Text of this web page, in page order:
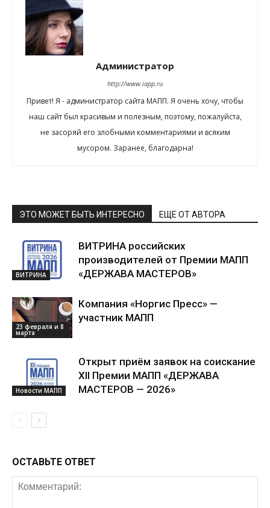
Администратор
http://www.iapp.ru
Привет! Я - администратор сайта МАПП. Я очень хочу, чтобы
наш сайт был красивым и полезным, поэтому, пожалуйста,
не засоряй его злобными комментариями и всяким
мусором. Заранее, благодарна!
ЭТО МОЖЕТ БЫТЬ ИНТЕРЕСНО ЕЩЕ ОТ АВТОРА
ВИТРИНА
ВИТРИНА российских
производителей от Премии МАПП
«ДЕРЖАВА МАСТЕРОВ»
23 февраля и 8
марта
Компания «Норгис Пресс» —
участник МАПП
Новости МАПП
Открыт приём заявок на соискание
XII Премии МАПП «ДЕРЖАВА
МАСТЕРОВ — 2026»
ОСТАВЬТЕ ОТВЕТ